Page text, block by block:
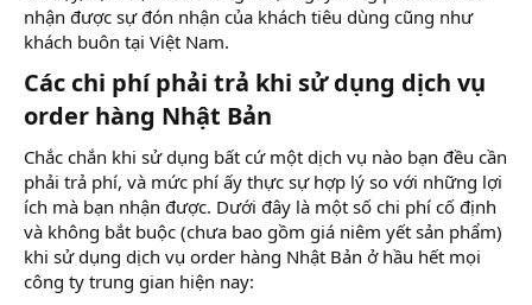
nhận được sự đón nhận của khách tiêu dùng cũng như
khách buôn tại Việt Nam.
Các chi phí phải trả khi sử dụng dịch vụ
order hàng Nhật Bản​
Chắc chắn khi sử dụng bất cứ một dịch vụ nào bạn đều cần
phải trả phí, và mức phí ấy thực sự hợp lý so với những lợi
ích mà bạn nhận được. Dưới đây là một số chi phí cố định
và không bắt buộc (chưa bao gồm giá niêm yết sản phẩm)
khi sử dụng dịch vụ order hàng Nhật Bản ở hầu hết mọi
công ty trung gian hiện nay: